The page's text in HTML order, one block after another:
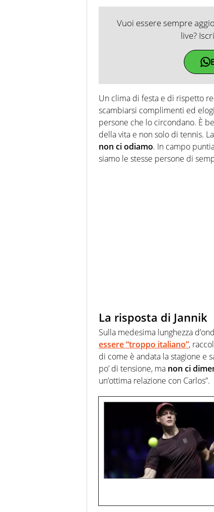
Vuoi essere sempre
live?
Un clima di festa e di rispetto
scambiarsi complimenti ed
persone che lo circondano. È
della vita e non solo di tennis.
non ci odiamo. In campo
siamo le stesse persone di
La risposta di Jannik
Sulla medesima lunghezza
essere “troppo italiano”,
di come è andata la stagione e
po’ di tensione, ma non ci
un’ottima relazione con Carlos”.